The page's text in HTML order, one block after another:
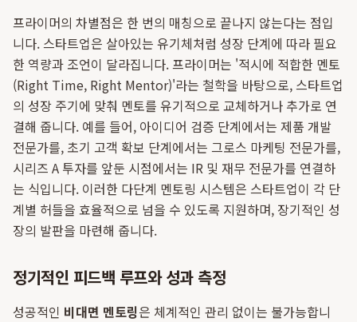
프라이머의 차별점은 한 번의 매칭으로 끝나지 않는다는 점입
니다. 스타트업은 살아있는 유기체처럼 성장 단계에 따라 필요
한 역량과 조언이 달라집니다. 프라이머는 '적시에 적합한 멘토
(Right Time, Right Mentor)'라는 철학을 바탕으로, 스타트업
의 성장 주기에 맞춰 멘토를 유기적으로 교체하거나 추가로 연
결해 줍니다. 예를 들어, 아이디어 검증 단계에서는 제품 개발
전문가를, 초기 고객 확보 단계에서는 그로스 마케팅 전문가를,
시리즈 A 투자를 앞둔 시점에서는 IR 및 재무 전문가를 연결하
는 식입니다. 이러한 다단계 멘토링 시스템은 스타트업이 각 단
계별 허들을 효율적으로 넘을 수 있도록 지원하며, 장기적인 성
장의 발판을 마련해 줍니다.
정기적인 피드백 루프와 성과 측정
성공적인 비대면 멘토링은 체계적인 관리 없이는 불가능합니